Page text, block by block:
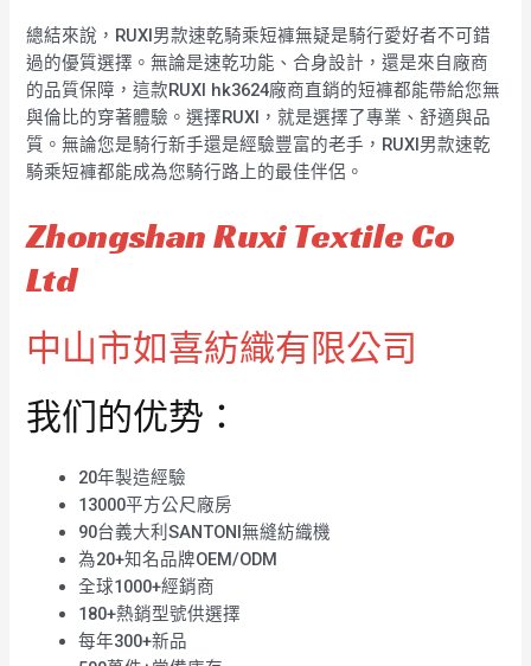
總結來說，RUXI男款速乾騎乘短褲無疑是騎行愛好者不可錯
過的優質選擇。無論是速乾功能、合身設計，還是來自廠商
的品質保障，這款RUXI hk3624廠商直銷的短褲都能帶給您無
與倫比的穿著體驗。選擇RUXI，就是選擇了專業、舒適與品
質。無論您是騎行新手還是經驗豐富的老手，RUXI男款速乾
騎乘短褲都能成為您騎行路上的最佳伴侶。
Zhongshan Ruxi Textile Co
Ltd
中山市如喜紡織有限公司
我们的优势：
20年製造經驗
13000平方公尺廠房
90台義大利SANTONI無縫紡織機
為20+知名品牌OEM/ODM
全球1000+經銷商
180+熱銷型號供選擇
每年300+新品